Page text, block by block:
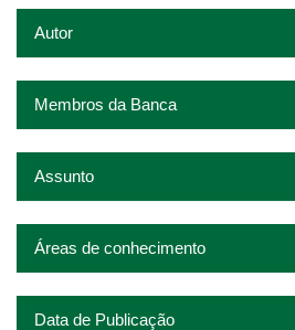
Autor
Membros da Banca
Assunto
Áreas de conhecimento
Data de Publicação